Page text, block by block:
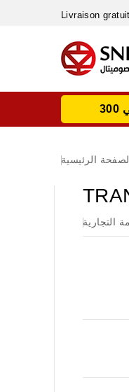
Livraison
الرئيسية